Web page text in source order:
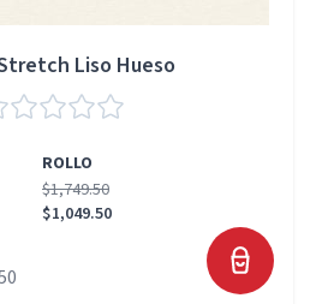
Liso Hueso
ROLLO
$1,749.50
$1,049.50